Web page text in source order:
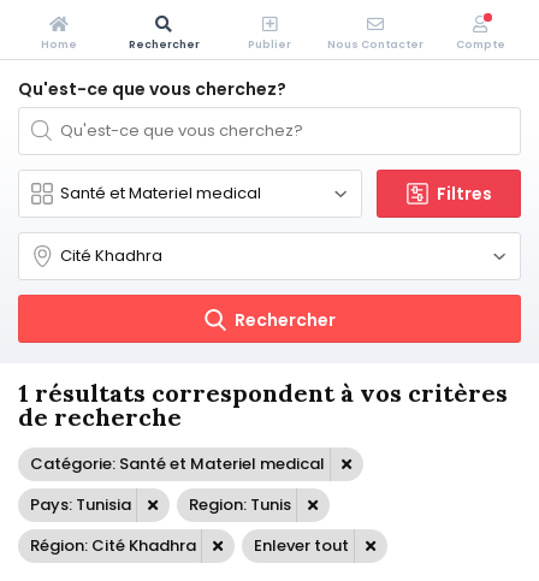
Qu'est-ce que vous cherchez?
Filtres
Rechercher
1 résultats correspondent à vos critères
de recherche
Catégorie: Santé et Materiel medical
Pays: Tunisia
Region: Tunis
Région: Cité Khadhra
Enlever tout
Home Rechercher Publier Nous Contacter Compte